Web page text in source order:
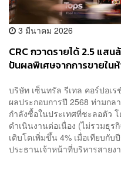
3 มีนาคม 2026
CRC กวาดรายได้ 2.5 แส
ปันผลพิเศษจากการขายใน
บริษัท เซ็นทรัล รีเทล คอร์ปอเ
ผลประกอบการปี 2568 ท่ามกล
กำลังซื้อในประเทศที่ชะลอตัว
ดำเนินงานต่อเนื่อง (ไม่รวมธุร
เติบโตเพิ่มขึ้น 4% เมื่อเทียบ
ประธานเจ้าหน้าที่บริหารสายง